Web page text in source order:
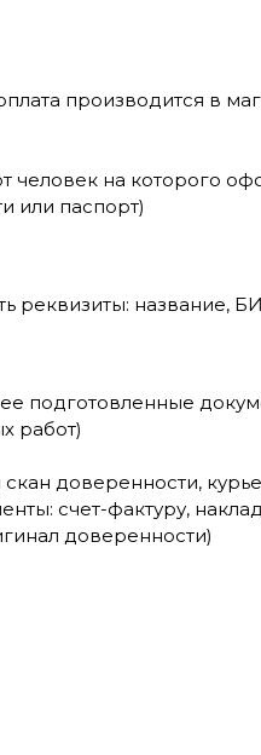
производится в
человек на которого
или паспорт)
реквизиты: название,
подготовленные
работ)
доверенности,
счет-фактуру,
доверенности)